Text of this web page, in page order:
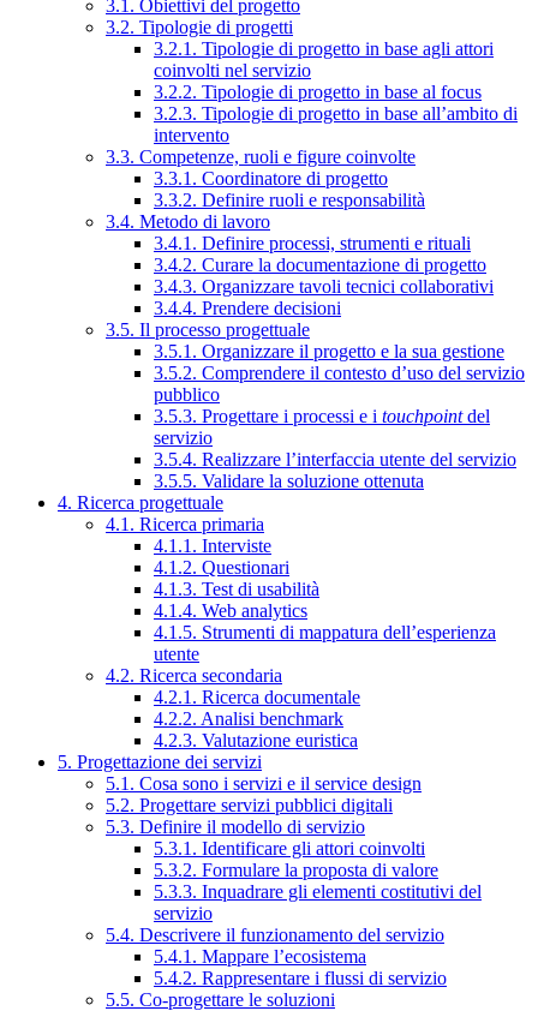
3.1. Obiettivi del progetto
3.2. Tipologie di progetti
3.2.1. Tipologie di progetto in base agli attori
coinvolti nel servizio
3.2.2. Tipologie di progetto in base al focus
3.2.3. Tipologie di progetto in base all’ambito di
intervento
3.3. Competenze, ruoli e figure coinvolte
3.3.1. Coordinatore di progetto
3.3.2. Definire ruoli e responsabilità
3.4. Metodo di lavoro
3.4.1. Definire processi, strumenti e rituali
3.4.2. Curare la documentazione di progetto
3.4.3. Organizzare tavoli tecnici collaborativi
3.4.4. Prendere decisioni
3.5. Il processo progettuale
3.5.1. Organizzare il progetto e la sua gestione
3.5.2. Comprendere il contesto d’uso del servizio
pubblico
3.5.3. Progettare i processi e i touchpointdel
servizio
3.5.4. Realizzare l’interfaccia utente del servizio
3.5.5. Validare la soluzione ottenuta
4. Ricerca progettuale
4.1. Ricerca primaria
4.1.1. Interviste
4.1.2. Questionari
4.1.3. Test di usabilità
4.1.4. Web analytics
4.1.5. Strumenti di mappatura dell’esperienza
utente
4.2. Ricerca secondaria
4.2.1. Ricerca documentale
4.2.2. Analisi benchmark
4.2.3. Valutazione euristica
5. Progettazione dei servizi
5.1. Cosa sono i servizi e il service design
5.2. Progettare servizi pubblici digitali
5.3. Definire il modello di servizio
5.3.1. Identificare gli attori coinvolti
5.3.2. Formulare la proposta di valore
5.3.3. Inquadrare gli elementi costitutivi del
servizio
5.4. Descrivere il funzionamento del servizio
5.4.1. Mappare l’ecosistema
5.4.2. Rappresentare i flussi di servizio
5.5. Co-progettare le soluzioni